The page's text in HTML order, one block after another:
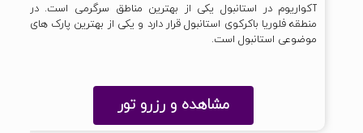
آکواریوم در استانبول یکی از بهترین مناطق سرگرمی است. در
منطقه فلوریا باکرکوی استانبول قرار دارد و یکی از بهترین پارک های
موضوعی استانبول است.
مشاهده و رزرو تور